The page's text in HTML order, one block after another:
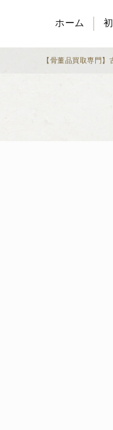
ホーム
【骨董品買取専門】